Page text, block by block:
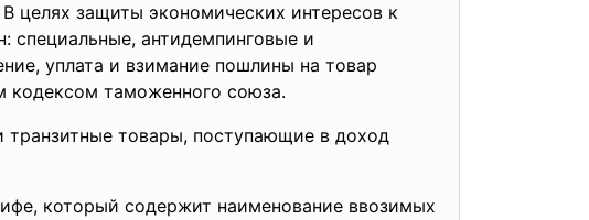
целях защиты экономических интересов к
антидемпинговые и
уплата и взимание пошлины на товар
кодексом таможенного союза.
товары, поступающие в доход
который содержит наименование ввозимых